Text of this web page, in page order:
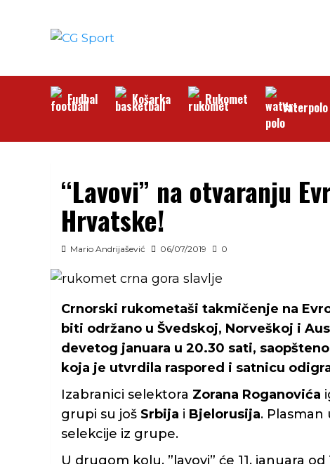
Fudbal Košarka Rukomet Vaterpolo
“Lavovi” na otvaranju
Hrvatske!
Mario Andrijašević 06/07/2019 0
Crnorski rukometaši takmičenje na
biti održano u Švedskoj, Norveškoj i
devetog januara u 20.30 sati,
koja je utvrdila raspored i satnicu
Izabranici selektora Zorana Roganovića
grupi su još Srbija i Bjelorusija.
selekcije iz grupe.
U drugom kolu, ”lavovi” će 11. januara